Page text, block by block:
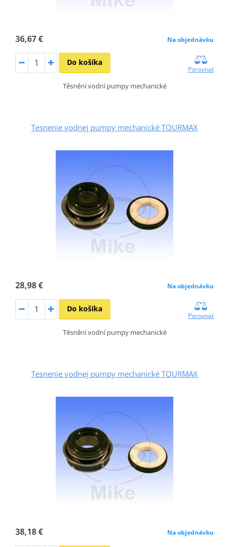
36,67 € Na objednávku
Do košíka
Porovnať
Těsnění vodní pumpy mechanické
Tesnenie vodnej pumpy mechanické TOURMAX
28,98 € Na objednávku
Do košíka
Porovnať
Těsnění vodní pumpy mechanické
Tesnenie vodnej pumpy mechanické TOURMAX
38,18 € Na objednávku